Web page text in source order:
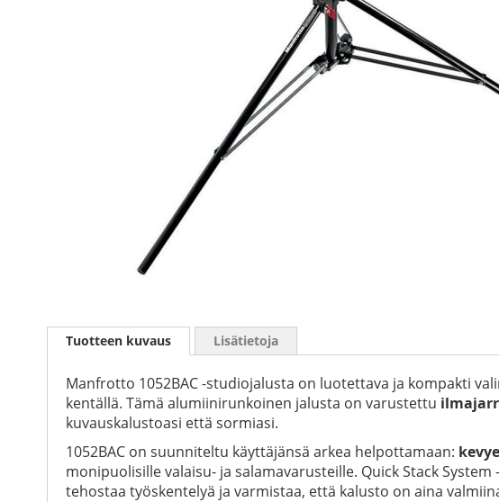
to
images
gallery
Tuotteen kuvaus
Manfrotto 1052BAC -studiojalusta on luotettava ja kompakti
kentällä. Tämä alumiinirunkoinen jalusta on varustettu
kuvauskalustoasi että sormiasi.
1052BAC on suunniteltu käyttäjänsä arkea helpottamaan:
monipuolisille valaisu- ja salamavarusteille. Quick Stack
tehostaa työskentelyä ja varmistaa, että kalusto on aina
Lisätietoja